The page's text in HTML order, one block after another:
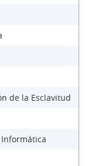
de la Esclavitud